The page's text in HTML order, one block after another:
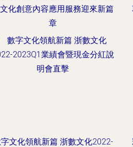
化創意內容應用服務迎來新篇
章
文化領航新篇 浙數文化2022-